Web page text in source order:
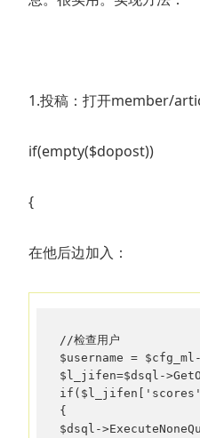
1.投稿：打开member/
if(empty($dopost))
{
在他后边加入：
//检查用户
$username = $cfg_ml-
$l_jifen=$dsql-
{
$dsql-